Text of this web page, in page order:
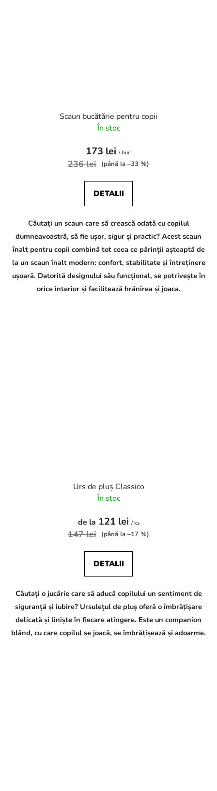
Scaun bucătărie pentru copii
În stoc
173 lei / buc.
236 lei (până la –33 %)
DETALII
Căutați un scaun care să crească odată cu copilul
dumneavoastră, să fie ușor, sigur și practic? Acest scaun
înalt pentru copii combină tot ceea ce părinții așteaptă de
la un scaun înalt modern: confort, stabilitate și întreținere
ușoară. Datorită designului său funcțional, se potrivește în
orice interior și facilitează hrănirea și joaca.
Urs de pluș Classico
În stoc
de la 121 lei / ks
147 lei (până la –17 %)
DETALII
Căutați o jucărie care să aducă copilului un sentiment de
siguranță și iubire? Ursulețul de pluș oferă o îmbrățișare
delicată și liniște în fiecare atingere. Este un companion
blând, cu care copilul se joacă, se îmbrățișează și adoarme.